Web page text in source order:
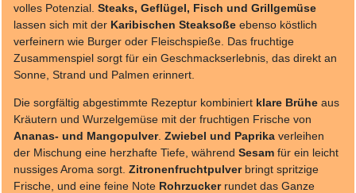
volles Potenzial. Steaks, Geflügel, Fisch und Grillgemüse
lassen sich mit der Karibischen Steaksoße ebenso köstlich
verfeinern wie Burger oder Fleischspieße. Das fruchtige
Zusammenspiel sorgt für ein Geschmackserlebnis, das direkt an
Sonne, Strand und Palmen erinnert.
Die sorgfältig abgestimmte Rezeptur kombiniert klare Brühe aus
Kräutern und Wurzelgemüse mit der fruchtigen Frische von
Ananas- und Mangopulver. Zwiebel und Paprika verleihen
der Mischung eine herzhafte Tiefe, während Sesam für ein leicht
nussiges Aroma sorgt. Zitronenfruchtpulverbringt spritzige
Frische, und eine feine Note Rohrzuckerrundet das Ganze